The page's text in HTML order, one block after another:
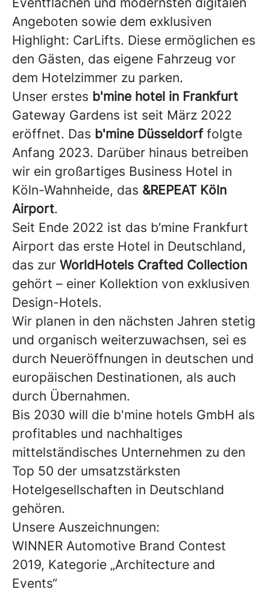
Angeboten sowie dem exklusiven
Highlight: CarLifts. Diese ermöglichen es
den Gästen, das eigene Fahrzeug vor
dem Hotelzimmer zu parken.
Unser erstes b'mine hotel in Frankfurt
Gateway Gardens ist seit März 2022
eröffnet. Das b'mine Düsseldorf folgte
Anfang 2023. Darüber hinaus betreiben
wir ein großartiges Business Hotel in
Köln-Wahnheide, das &REPEAT Köln
Airport.
Seit Ende 2022 ist das b’mine Frankfurt
Airport das erste Hotel in Deutschland,
das zur WorldHotels Crafted Collection
gehört – einer Kollektion von exklusiven
Design-Hotels.
Wir planen in den nächsten Jahren stetig
und organisch weiterzuwachsen, sei es
durch Neueröffnungen in deutschen und
europäischen Destinationen, als auch
durch Übernahmen.
Bis 2030 will die b'mine hotels GmbH als
profitables und nachhaltiges
mittelständisches Unternehmen zu den
Top 50 der umsatzstärksten
Hotelgesellschaften in Deutschland
gehören.
Unsere Auszeichnungen:
WINNER Automotive Brand Contest
2019, Kategorie „Architecture and
Events“